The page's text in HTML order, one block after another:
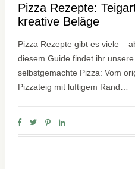
Pizza Rezepte:
kreative Beläge
Pizza Rezepte gibt es viele –
diesem Guide findet ihr
selbstgemachte Pizza: Vom
Pizzateig mit luftigem Rand…